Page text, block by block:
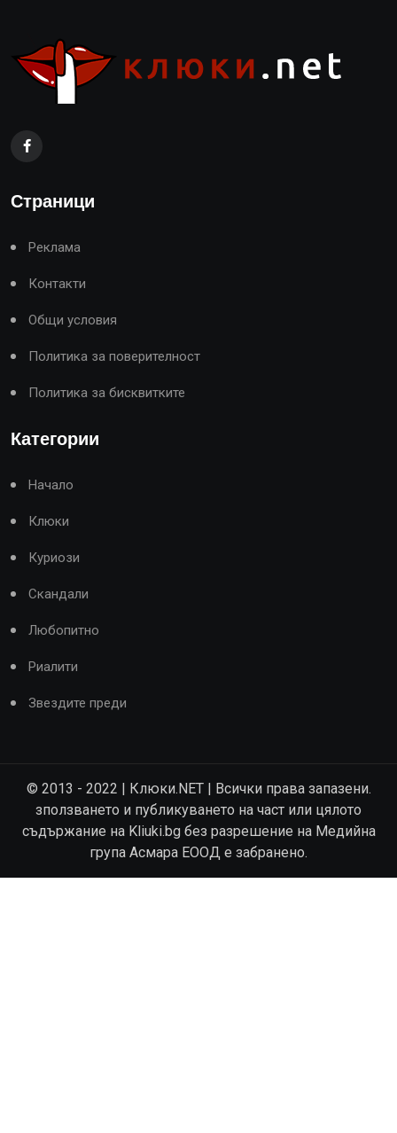
Страници
Реклама
Контакти
Общи условия
Политика за поверителност
Политика за бисквитките
Категории
Начало
Клюки
Куриози
Скандали
Любопитно
Риалити
Звездите преди
© 2013 - 2022 | Клюки.NET | Всички права запазени.
зползването и публикуването на част или цялото
съдържание на Kliuki.bg без разрешение на Медийна
група Асмара ЕООД е забранено.